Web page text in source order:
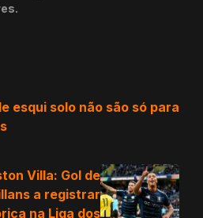
esqui solo não são só para
Villa: Gol de
a registrar
na Liga dos